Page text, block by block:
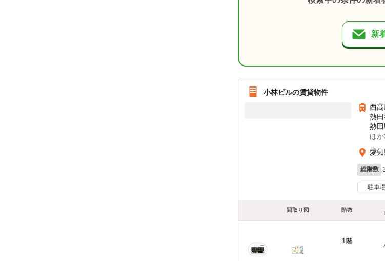
新
小林ビルの賃貸物件
西
熱
熱
ほか
愛
総階数
駐車
間取り図 階数
1階